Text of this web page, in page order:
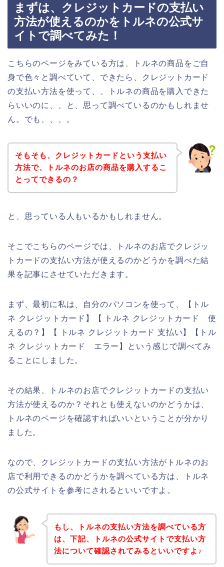
まずは、クレジットカードの支払い
方法が使えるのかをトルネの公式サ
イトで調べてみた！
こちらのページをみている方は、トルネの商品をご自
身で色々と調べていて、できたら、クレジットカード
の支払い方法を使って、、トルネの商品を購入できた
らいいのに、、と、思って調べているのかもしれませ
ん。でも、、、。
そもそも、クレジットカードという支払い
方法で、トルネのお店の商品を購入するこ
とってできるの？
と、思っている人もいるかもしれません。
そこでこちらのページでは、トルネのお店でクレジッ
トカードの支払い方法が使えるのかどうかを調べた結
果を記事にさせていただきます。
まず、最初に私は、自分のパソコンを使って、【トル
ネ クレジットカード】【 トルネ クレジットカード 使
えるの？】【 トルネ クレジットカード 支払い】【トル
ネ クレジットカード エラー】という感じで調べてみ
ることにしました。
その結果、トルネのお店でクレジットカードの支払い
方法が使えるのか？それとも使えないのかどうかは、
トルネのページを確認すればいいということが分かり
ました。
なので、クレジットカードの支払い方法がトルネのお
店で利用できるのかどうかを調べている方は、トルネ
の公式サイトを参考にされるといいですよ。
もし、トルネの支払い方法を調べている方
は、下記、トルネの公式サイトで支払い方
法について確認されてみるといいですよ♪